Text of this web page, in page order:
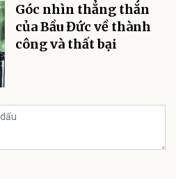
Góc nhìn thẳng thắn
của Bầu Đức về thành
công và thất bại